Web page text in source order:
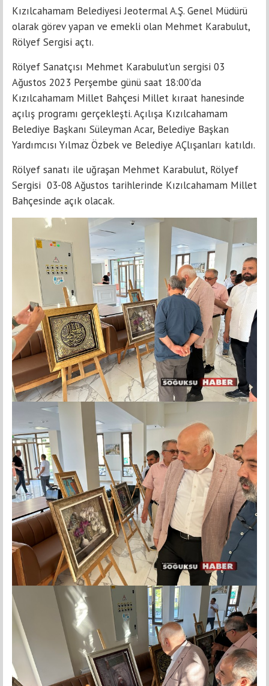
Kızılcahamam Belediyesi Jeotermal A.Ş. Genel Müdürü
olarak görev yapan ve emekli olan Mehmet Karabulut,
Rölyef Sergisi açtı.
Rölyef Sanatçısı Mehmet Karabulut’un sergisi 03
Ağustos 2023 Perşembe günü saat 18:00’da
Kızılcahamam Millet Bahçesi Millet kıraat hanesinde
açılış programı gerçekleşti. Açılışa Kızılcahamam
Belediye Başkanı Süleyman Acar, Belediye Başkan
Yardımcısı Yılmaz Özbek ve Belediye AÇlışanları katıldı.
Rölyef sanatı ile uğraşan Mehmet Karabulut, Rölyef
Sergisi 03-08 Ağustos tarihlerinde Kızılcahamam Millet
Bahçesinde açık olacak.